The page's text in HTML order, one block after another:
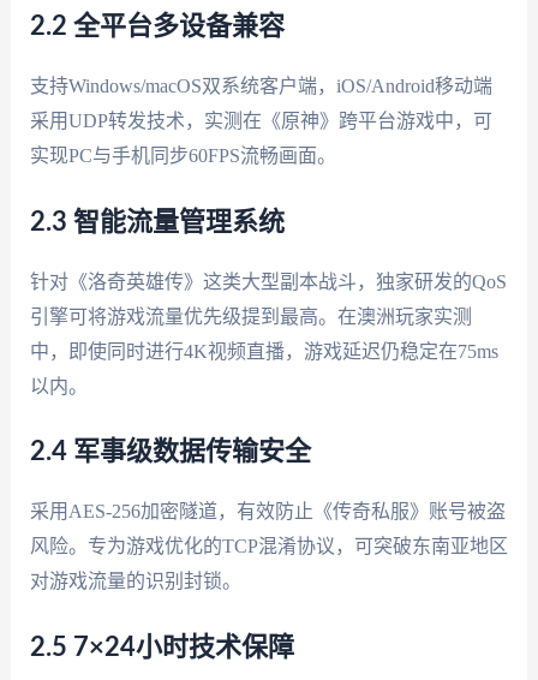
2.2 全平台多设备兼容
支持Windows/macOS双系统客户端，iOS/Android移动端
采用UDP转发技术，实测在《原神》跨平台游戏中，可
实现PC与手机同步60FPS流畅画面。
2.3 智能流量管理系统
针对《洛奇英雄传》这类大型副本战斗，独家研发的QoS
引擎可将游戏流量优先级提到最高。在澳洲玩家实测
中，即使同时进行4K视频直播，游戏延迟仍稳定在75ms
以内。
2.4 军事级数据传输安全
采用AES-256加密隧道，有效防止《传奇私服》账号被盗
风险。专为游戏优化的TCP混淆协议，可突破东南亚地区
对游戏流量的识别封锁。
2.5 7×24小时技术保障